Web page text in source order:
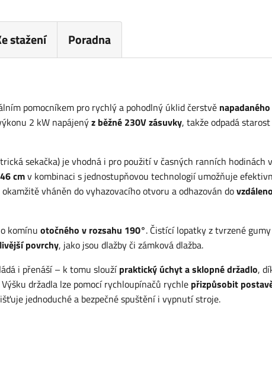
stažení Poradna
pomocníkem pro rychlý a pohodlný úklid čerstvě
2 kW napájenýz běžné 230V zásuvky, takže odpadá
sekačka) je vhodná i pro použití v časných ranních hodinách
cmv kombinaci s jednostupňovou technologií umožňuje
vháněn do vyhazovacího otvoru a odhazován do
komínu otočného v rozsahu 190°. Čistící lopatky z tvrzené
povrchy, jako jsou dlažby či zámková dlažba.
i přenáší – k tomu sloužípraktický úchyt a sklopné držadlo,
držadla lze pomocí rychloupínačů rychle přizpůsobit
jednoduché a bezpečné spuštění i vypnutí stroje.